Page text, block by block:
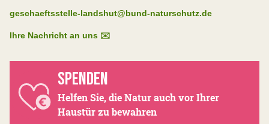
geschaeftsstelle-landshut@bund-naturschutz.de
Ihre Nachricht an uns ✉️
SPENDEN
Helfen Sie, die Natur auch vor Ihrer
Haustür zu bewahren